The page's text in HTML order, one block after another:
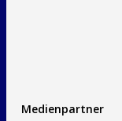
Medienpartner